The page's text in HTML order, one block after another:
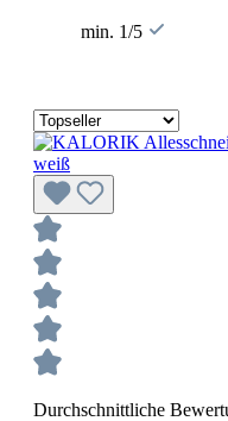
min. 1/5
Durchschnittliche